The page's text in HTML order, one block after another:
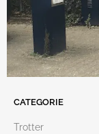
CATEGORIE
Trotter